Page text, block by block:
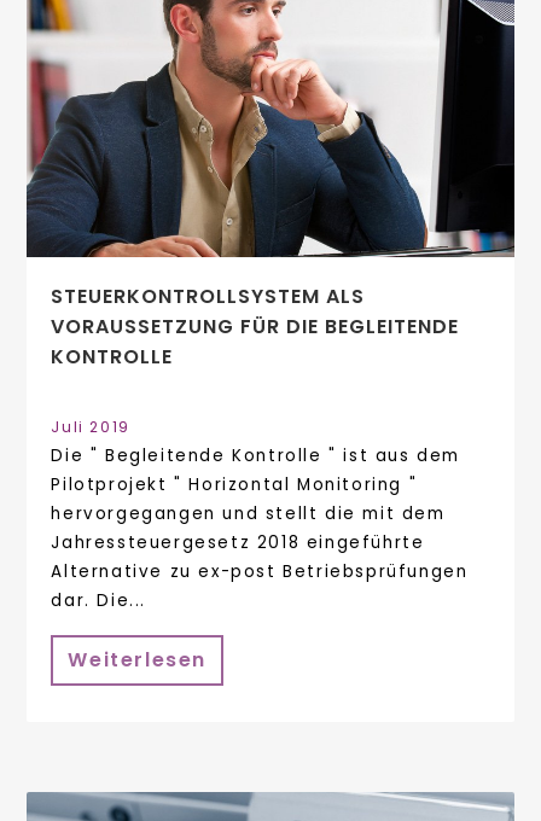
STEUERKONTROLLSYSTEM ALS
VORAUSSETZUNG FÜR DIE BEGLEITENDE
KONTROLLE
Juli 2019
Die " Begleitende Kontrolle " ist aus dem
Pilotprojekt " Horizontal Monitoring "
hervorgegangen und stellt die mit dem
Jahressteuergesetz 2018 eingeführte
Alternative zu ex-post Betriebsprüfungen
dar. Die...
Weiterlesen